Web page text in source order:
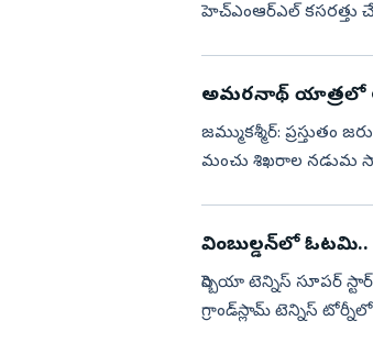
హెచ్‌ఎంఆర్‌ఎల్‌ కసరత్తు
అమరనాథ్ యాత్రలో
జమ్ముకశ్మీర్‌:
మంచు శిఖరాల నడుమ
వింబుల్డన్‌లో
సెర్బియా టెన్నిస్ సూప‌ర్
గ్రాండ్‌స్లామ్ టెన్నిస్